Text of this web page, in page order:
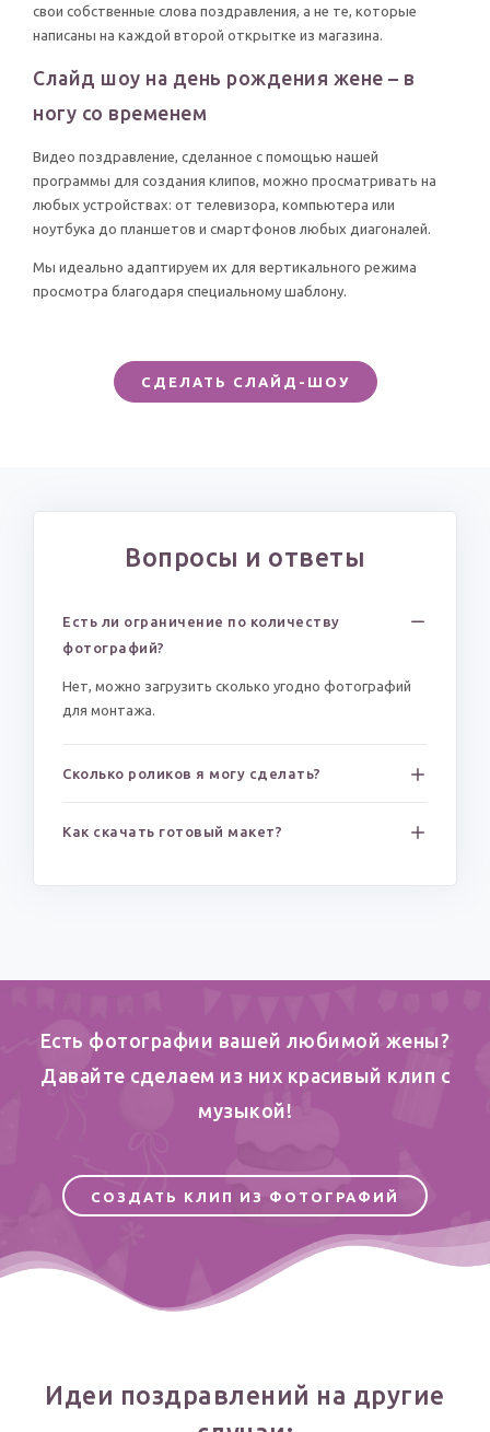
свои собственные слова поздравления, а не те, которые
написаны на каждой второй открытке из магазина.
Слайд шоу на день рождения жене – в
ногу со временем
Видео поздравление, сделанное с помощью нашей
программы для создания клипов, можно просматривать на
любых устройствах: от телевизора, компьютера или
ноутбука до планшетов и смартфонов любых диагоналей.
Мы идеально адаптируем их для вертикального режима
просмотра благодаря специальному шаблону.
СДЕЛАТЬ СЛАЙД-ШОУ
Вопросы и ответы
Есть ли ограничение по количеству
фотографий?
Нет, можно загрузить сколько угодно фотографий
для монтажа.
Сколько роликов я могу сделать?
Как скачать готовый макет?
Есть фотографии вашей любимой жены?
Давайте сделаем из них красивый клип c
музыкой!
СОЗДАТЬ КЛИП ИЗ ФОТОГРАФИЙ
Идеи поздравлений на другие